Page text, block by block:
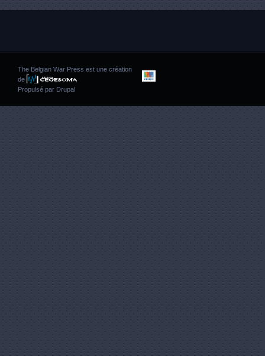
The Belgian War Press est une création
de
Propulsé par Drupal